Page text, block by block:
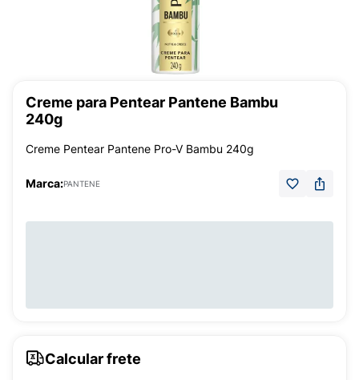
Creme para Pentear Pantene Bambu
240g
Creme Pentear Pantene Pro-V Bambu 240g
Marca:PANTENE
Calcular frete